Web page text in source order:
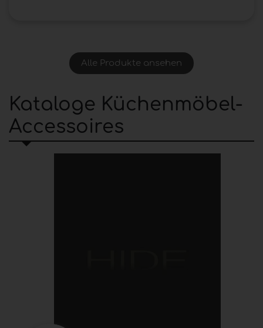
Alle Produkte ansehen
Kataloge Küchenmöbel-
Accessoires